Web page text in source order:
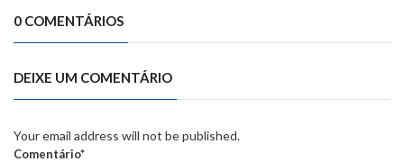
0 COMENTÁRIOS
DEIXE UM COMENTÁRIO
Your email address will not be published.
Comentário*